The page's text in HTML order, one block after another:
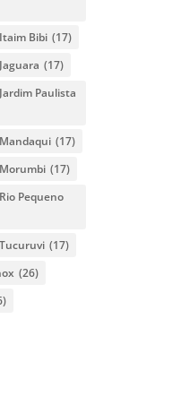
Bibi (17)
(17)
Paulista
(17)
(17)
Pequeno
(17)
(26)